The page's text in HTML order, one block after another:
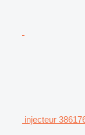
injecteur